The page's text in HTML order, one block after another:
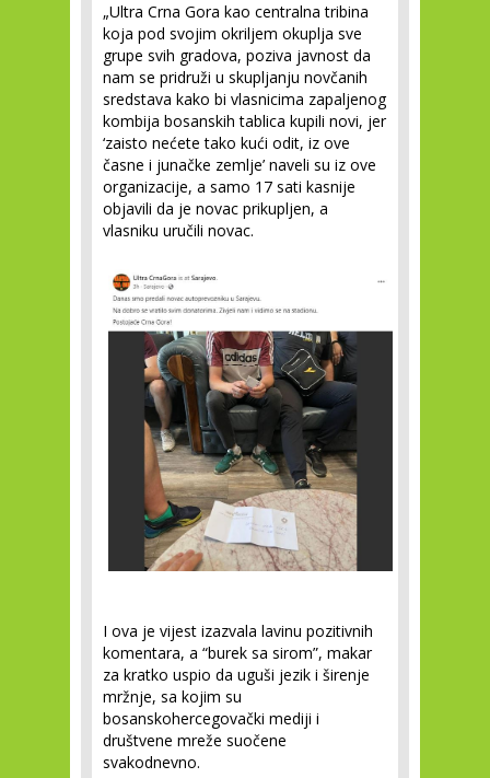
„Ultra Crna Gora kao centralna tribina
koja pod svojim okriljem okuplja sve
grupe svih gradova, poziva javnost da
nam se pridruži u skupljanju novčanih
sredstava kako bi vlasnicima zapaljenog
kombija bosanskih tablica kupili novi, jer
‘zaisto nećete tako kući odit, iz ove
časne i junačke zemlje’ naveli su iz ove
organizacije, a samo 17 sati kasnije
objavili da je novac prikupljen, a
vlasniku uručili novac.
I ova je vijest izazvala lavinu pozitivnih
komentara, a “burek sa sirom”, makar
za kratko uspio da uguši jezik i širenje
mržnje, sa kojim su
bosanskohercegovački mediji i
društvene mreže suočene
svakodnevno.